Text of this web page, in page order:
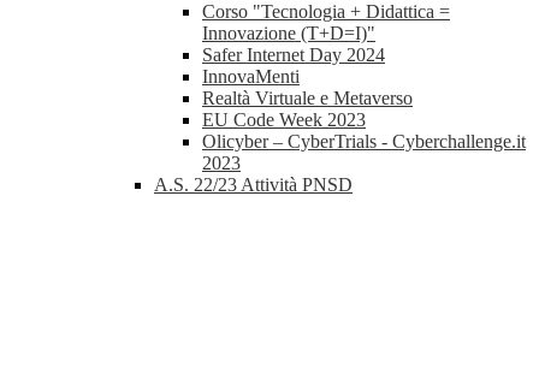
Corso "Tecnologia + Didattica =
Innovazione (T+D=I)"
Safer Internet Day 2024
InnovaMenti
Realtà Virtuale e Metaverso
EU Code Week 2023
Olicyber – CyberTrials - Cyberchallenge.it
2023
A.S. 22/23 Attività PNSD